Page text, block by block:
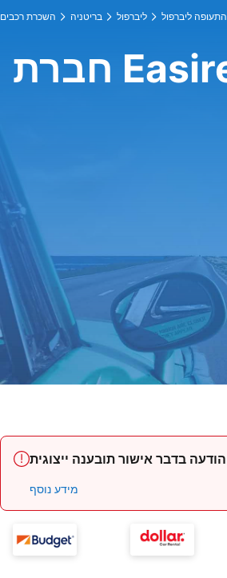
השכרת רכבים בריטניה ליברפול ליברפול
הודעה בדבר אישור תובענה ייצוגית
מידע נוסף